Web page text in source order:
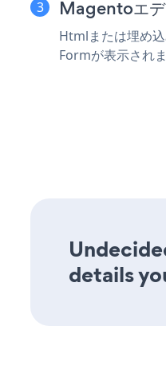
Magentoエデ
Htmlまたは埋め
Formが表示され
details